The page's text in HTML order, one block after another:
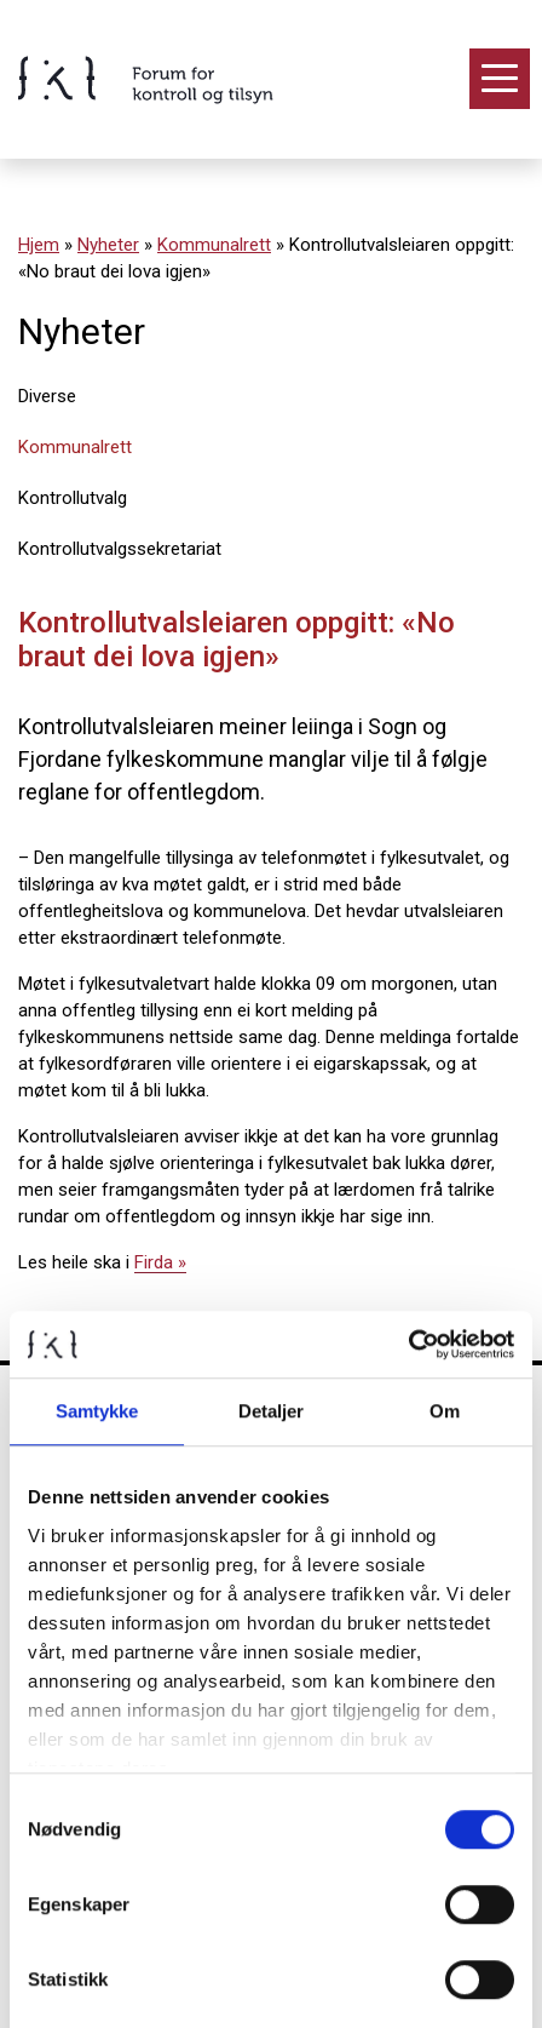
Samtykke Detaljer Om
Denne nettsiden anvender cookies
Vi bruker informasjonskapsler for å gi innhold og
annonser et personlig preg, for å levere sosiale
mediefunksjoner og for å analysere trafikken vår. Vi deler
dessuten informasjon om hvordan du bruker nettstedet
vårt, med partnerne våre innen sosiale medier,
annonsering og analysearbeid, som kan kombinere den
med annen informasjon du har gjort tilgjengelig for dem,
eller som de har samlet inn gjennom din bruk av
tjenestene deres.
Nødvendig
Egenskaper
Statistikk
innholdet
Hjem » Nyheter » Kommunalrett » Kontrollutvalsleiaren oppgitt:
«No braut dei lova igjen»
Nyheter
Diverse
Kommunalrett
Kontrollutvalg
Kontrollutvalgssekretariat
Kontrollutvalsleiaren oppgitt: «No
braut dei lova igjen»
Kontrollutvalsleiaren meiner leiinga i Sogn og
Fjordane fylkeskommune manglar vilje til å følgje
reglane for offentlegdom.
– Den mangelfulle tillysinga av telefonmøtet i fylkesutvalet, og
tilsløringa av kva møtet galdt, er i strid med både
offentlegheitslova og kommunelova. Det hevdar utvalsleiaren
etter ekstraordinært telefonmøte.
Møtet i fylkesutvaletvart halde klokka 09 om morgonen, utan
anna offentleg tillysing enn ei kort melding på
fylkeskommunens nettside same dag. Denne meldinga fortalde
at fylkesordføraren ville orientere i ei eigarskapssak, og at
møtet kom til å bli lukka.
Kontrollutvalsleiaren avviser ikkje at det kan ha vore grunnlag
for å halde sjølve orienteringa i fylkesutvalet bak lukka dører,
men seier framgangsmåten tyder på at lærdomen frå talrike
rundar om offentlegdom og innsyn ikkje har sige inn.
Les heile ska i Firda »
FKT
Kontrollutvalget
Nyheter
Diverse
Kommunalrett
Kontrollutvalg
Kontrollutvalgssekretariat
Veiledere